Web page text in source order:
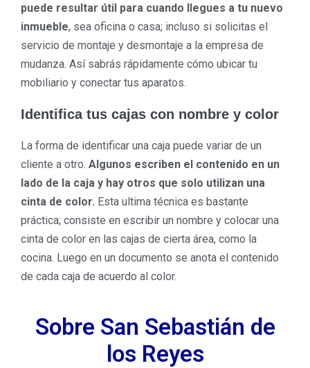
puede resultar útil para cuando llegues a tu nuevo
inmueble, sea oficina o casa; incluso si solicitas el
servicio de montaje y desmontaje a la empresa de
mudanza. Así sabrás rápidamente cómo ubicar tu
mobiliario y conectar tus aparatos.
Identifica tus cajas con nombre y color
La forma de identificar una caja puede variar de un
cliente a otro. Algunos escriben el contenido en un
lado de la caja y hay otros que solo utilizan una
cinta de color. Esta ultima técnica es bastante
práctica; consiste en escribir un nombre y colocar una
cinta de color en las cajas de cierta área, como la
cocina. Luego en un documento se anota el contenido
de cada caja de acuerdo al color.
Sobre San Sebastián de
los Reyes